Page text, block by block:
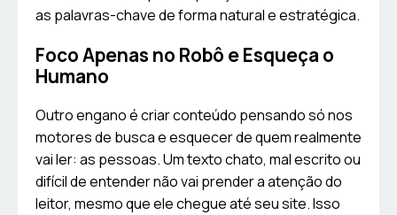
as palavras-chave de forma natural e estratégica.
Foco Apenas no Robô e Esqueça o
Humano
Outro engano é criar conteúdo pensando só nos
motores de busca e esquecer de quem realmente
vai ler: as pessoas. Um texto chato, mal escrito ou
difícil de entender não vai prender a atenção do
leitor, mesmo que ele chegue até seu site. Isso